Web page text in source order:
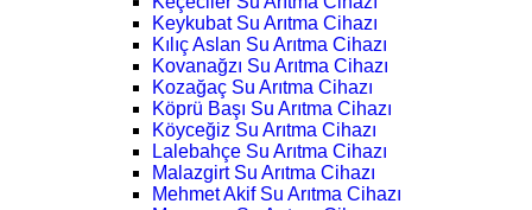
Keykubat Su Arıtma Cihazı
Kılıç Aslan Su Arıtma Cihazı
Kovanağzı Su Arıtma Cihazı
Kozağaç Su Arıtma Cihazı
Köprü Başı Su Arıtma Cihazı
Köyceğiz Su Arıtma Cihazı
Lalebahçe Su Arıtma Cihazı
Malazgirt Su Arıtma Cihazı
Mehmet Akif Su Arıtma Cihazı